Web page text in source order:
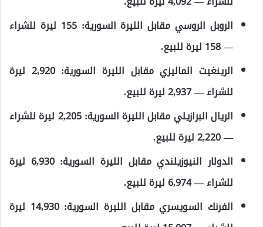
الروبل الروسي مقابل الليرة السورية: 155 ليرة للشراء
— 158 ليرة للبيع.
الرينغيت الماليزي مقابل الليرة السورية: 2,920 ليرة
للشراء — 2,937 ليرة للبيع.
الريال البرازيلي مقابل الليرة السورية: 2,205 ليرة للشراء
— 2,220 ليرة للبيع.
الدولار النيوزيلندي مقابل الليرة السورية: 6,930 ليرة
للشراء — 6,974 ليرة للبيع.
الفرنك السويسري مقابل الليرة السورية: 14,930 ليرة